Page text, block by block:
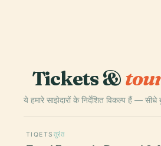
Tickets &
ये हमारे साझेदारों के निर्देशित विकल्प हैं —
TIQETS तुरंत